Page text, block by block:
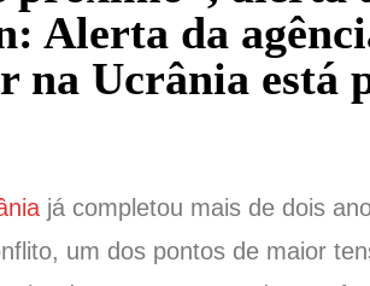
Alerta da
na Ucrânia está
já completou mais de dois
um dos pontos de maior